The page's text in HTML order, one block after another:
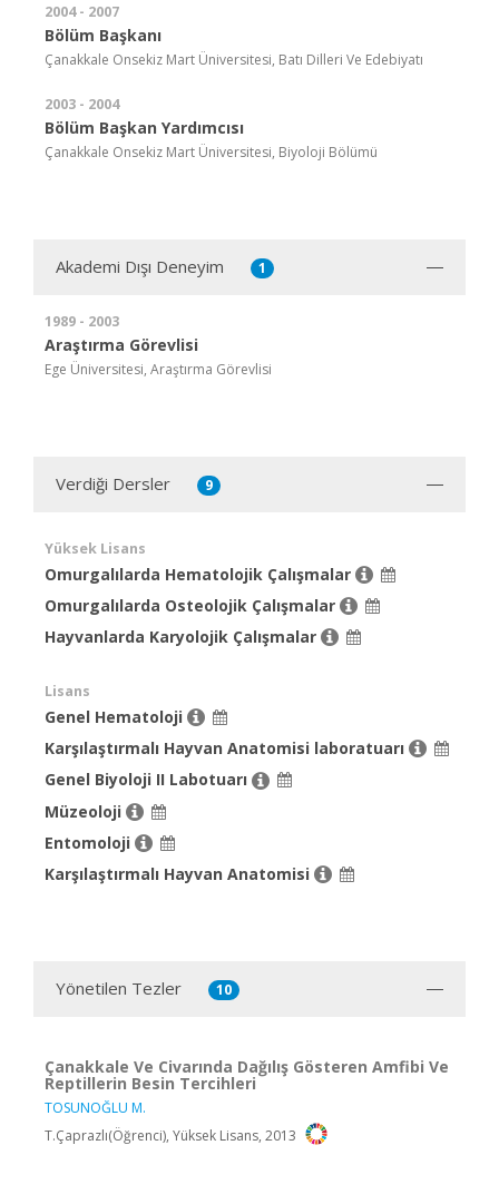
2004 - 2007
Bölüm Başkanı
Çanakkale Onsekiz Mart Üniversitesi, Batı Dilleri Ve Edebiyatı
2003 - 2004
Bölüm Başkan Yardımcısı
Çanakkale Onsekiz Mart Üniversitesi, Biyoloji Bölümü
Akademi Dışı Deneyim 1
1989 - 2003
Araştırma Görevlisi
Ege Üniversitesi, Araştırma Görevlisi
Verdiği Dersler 9
Yüksek Lisans
Omurgalılarda Hematolojik Çalışmalar
Omurgalılarda Osteolojik Çalışmalar
Hayvanlarda Karyolojik Çalışmalar
Lisans
Genel Hematoloji
Karşılaştırmalı Hayvan Anatomisi laboratuarı
Genel Biyoloji II Labotuarı
Müzeoloji
Entomoloji
Karşılaştırmalı Hayvan Anatomisi
Yönetilen Tezler 10
Çanakkale Ve Civarında Dağılış Gösteren Amfibi Ve
Reptillerin Besin Tercihleri
TOSUNOĞLU M.
T.Çaprazlı(Öğrenci), Yüksek Lisans, 2013